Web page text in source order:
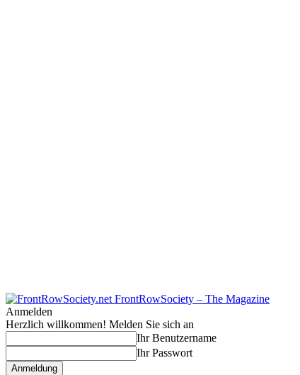
FrontRowSociety – The Magazine
Anmelden
Herzlich willkommen! Melden Sie sich an
Ihr Benutzername
Ihr Passwort